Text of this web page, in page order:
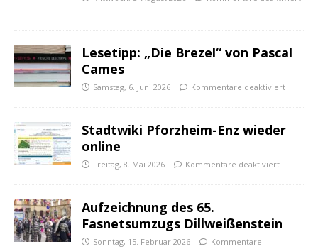
Lesetipp: „Die Brezel“ von Pascal
Cames
Samstag, 6. Juni 2026 Kommentare deaktiviert
Stadtwiki Pforzheim-Enz wieder
online
Freitag, 8. Mai 2026 Kommentare deaktiviert
Aufzeichnung des 65.
Fasnetsumzugs Dillweißenstein
Sonntag, 15. Februar 2026
Kommentare